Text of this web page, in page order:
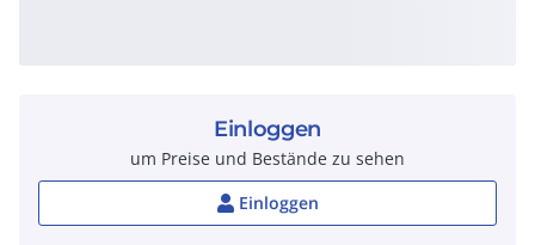
Einloggen
um Preise und Bestände zu sehen
Einloggen